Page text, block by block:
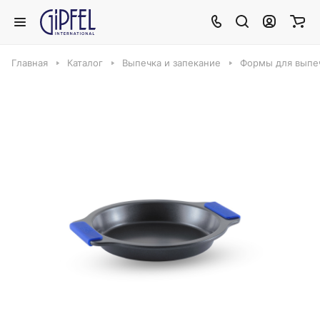
Главная Каталог Выпечка и запекание Формы для